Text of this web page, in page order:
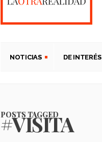
NOTICIAS DE INTERÉS
POSTS TAGGED
#VISITA